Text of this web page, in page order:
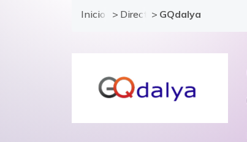
Inicio Directorio de proveedores
GQdalya